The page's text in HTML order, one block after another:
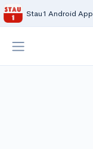
Stau1 Android App